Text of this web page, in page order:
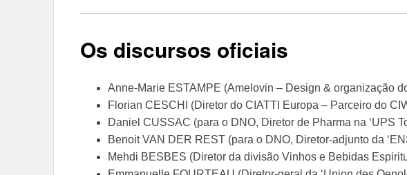
Os discursos oficiais
Anne-Marie ESTAMPE (Amelovin – Design & organização
Florian CESCHI (Diretor do CIATTI Europa – Parceiro do
Daniel CUSSAC (para o DNO, Diretor de Pharma na ‘UPS
Benoit VAN DER REST (para o DNO, Diretor-adjunto da
Mehdi BESBES (Diretor da divisão Vinhos e Bebidas